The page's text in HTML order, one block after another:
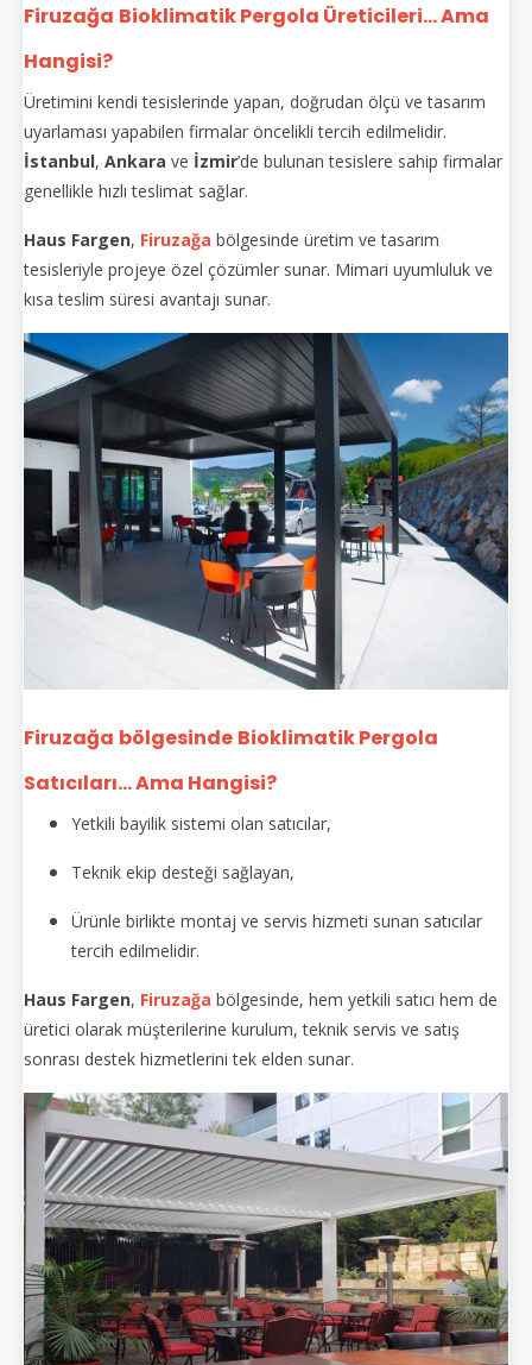
Firuzağa Bioklimatik Pergola Üreticileri... Ama
Hangisi?
Üretimini kendi tesislerinde yapan, doğrudan ölçü ve tasarım
uyarlaması yapabilen firmalar öncelikli tercih edilmelidir.
İstanbul, Ankara ve İzmir’de bulunan tesislere sahip firmalar
genellikle hızlı teslimat sağlar.
Haus Fargen, Firuzağa bölgesinde üretim ve tasarım
tesisleriyle projeye özel çözümler sunar. Mimari uyumluluk ve
kısa teslim süresi avantajı sunar.
Firuzağa bölgesinde Bioklimatik Pergola
Satıcıları... Ama Hangisi?
Yetkili bayilik sistemi olan satıcılar,
Teknik ekip desteği sağlayan,
Ürünle birlikte montaj ve servis hizmeti sunan satıcılar
tercih edilmelidir.
Haus Fargen, Firuzağa bölgesinde, hem yetkili satıcı hem de
üretici olarak müşterilerine kurulum, teknik servis ve satış
sonrası destek hizmetlerini tek elden sunar.